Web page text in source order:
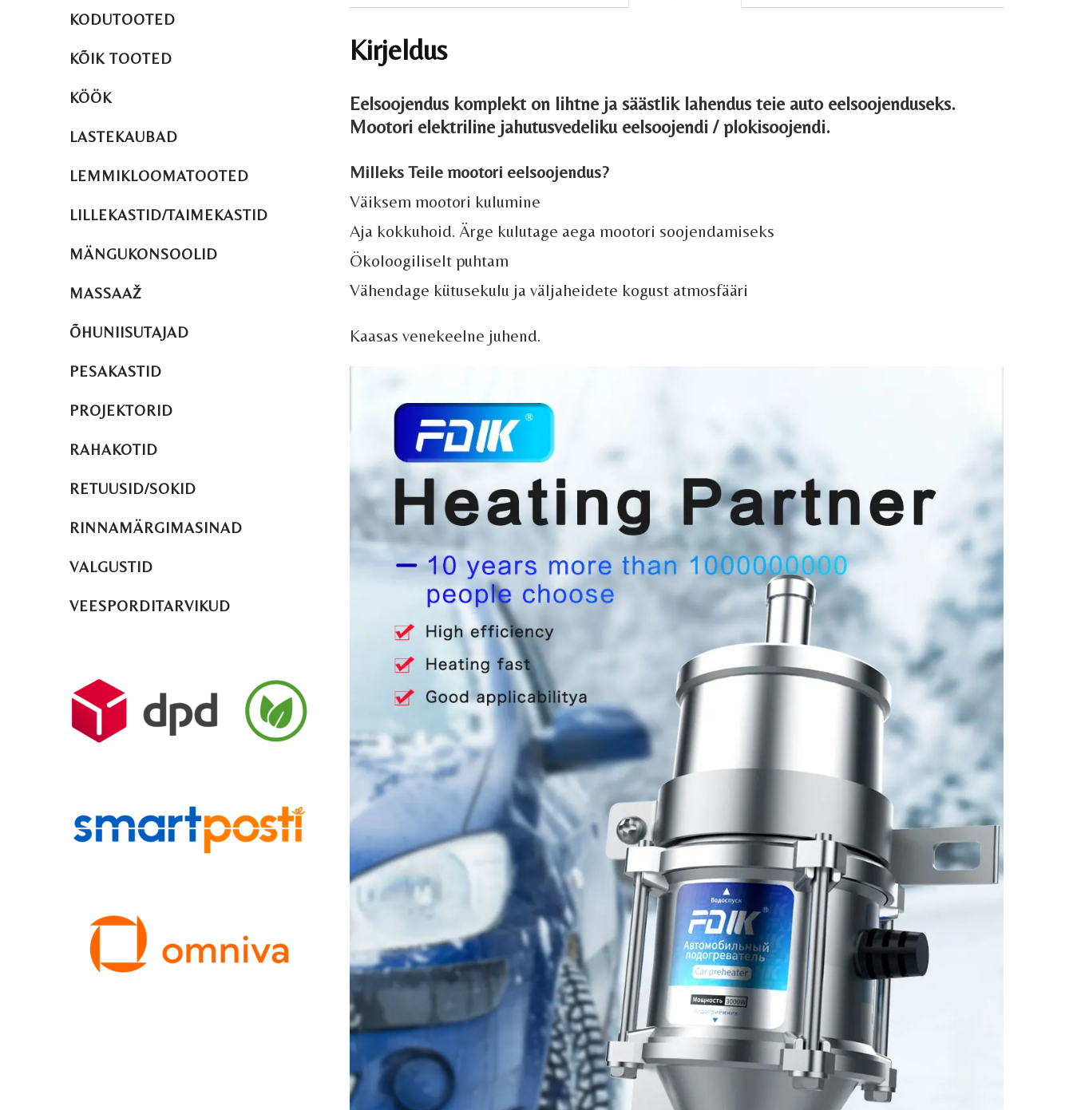
Kirjeldus
Eelsoojendus komplekt on lihtne ja säästlik lahendus teie auto eelsoojenduseks.
Mootori elektriline jahutusvedeliku eelsoojendi / plokisoojendi.
Milleks Teile mootori eelsoojendus?
Väiksem mootori kulumine
Aja kokkuhoid. Ärge kulutage aega mootori soojendamiseks
Ökoloogiliselt puhtam
Vähendage kütusekulu ja väljaheidete kogust atmosfääri
Kaasas venekeelne juhend.
KODUTOOTED
KÕIK TOOTED
KÖÖK
LASTEKAUBAD
LEMMIKLOOMATOOTED
LILLEKASTID/TAIMEKASTID
MÄNGUKONSOOLID
MASSAAŽ
ÕHUNIISUTAJAD
PESAKASTID
PROJEKTORID
RAHAKOTID
RETUUSID/SOKID
RINNAMÄRGIMASINAD
VALGUSTID
VEESPORDITARVIKUD